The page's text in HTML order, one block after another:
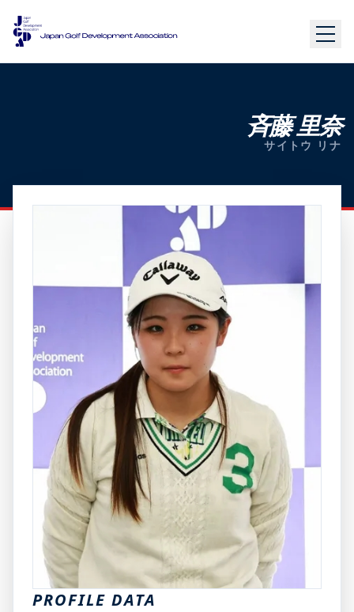
斉藤 里奈
サイトウ リナ
PROFILE DATA